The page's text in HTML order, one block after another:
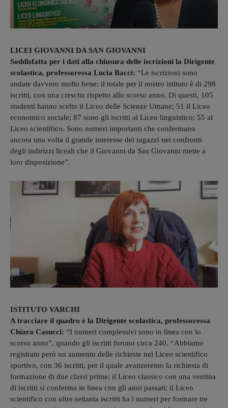
LICEI GIOVANNI DA SAN GIOVANNI
Soddisfatta per i dati alla chiusura delle iscrizioni la Dirigente
scolastica, professoressa Lucia Bacci: “Le iscrizioni sono
andate davvero molto bene: il totale per il nostro istituto è di 298
iscritti, con una crescita rispetto allo scorso anno. Di questi, 105
studenti hanno scelto il Liceo delle Scienze Umane; 51 il Liceo
economico sociale; 87 sono gli iscritti al Liceo linguistico; 55 al
Liceo scientifico. Sono numeri importanti che confermano
ancora una volta il grande interesse dei ragazzi nei confronti
degli indirizzi liceali che il Giovanni da San Giovanni mette a
loro disposizione”.
ISTITUTO VARCHI
A tracciare il quadro è la Dirigente scolastica, professoressa
Chiara Casucci: “I numeri complessivi sono in linea con lo
scorso anno”, quando gli iscritti furono circa 240. “Abbiamo
registrato però un aumento delle richieste nel Liceo scientifico
sportivo, con 36 iscritti, per il quale avanzeremo la richiesta di
formazione di due classi prime; il Liceo classico con una ventina
di iscritti si conferma in linea con gli anni passati; il Liceo
scientifico con oltre settanta iscritti ha i numeri per formare tre